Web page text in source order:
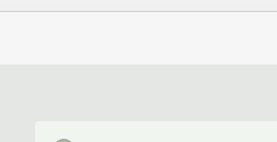
FACEBOOK
TWITTERFLIPBOARD
E-
WHATSAPP